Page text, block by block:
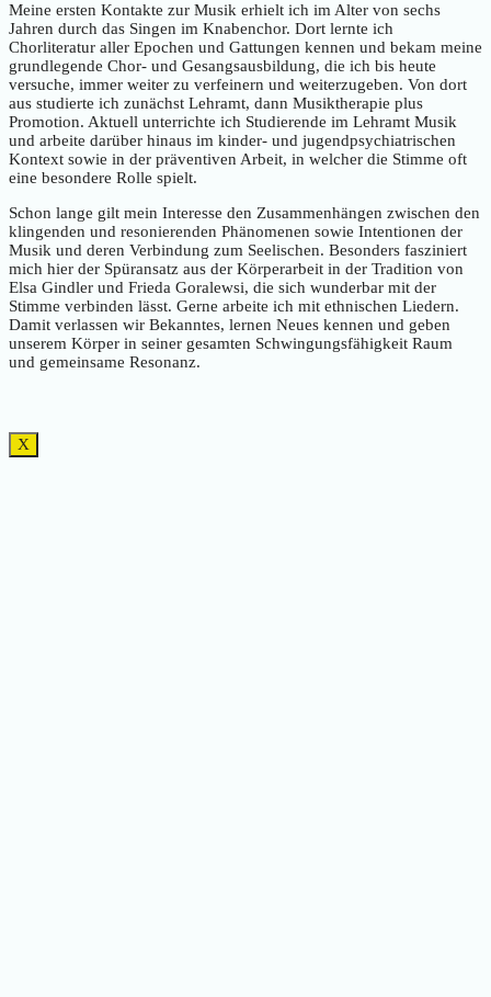
Meine ersten Kontakte zur Musik erhielt ich im Alter von sechs
Jahren durch das Singen im Knabenchor. Dort lernte ich
Chorliteratur aller Epochen und Gattungen kennen und bekam meine
grundlegende Chor- und Gesangsausbildung, die ich bis heute
versuche, immer weiter zu verfeinern und weiterzugeben. Von dort
aus studierte ich zunächst Lehramt, dann Musiktherapie plus
Promotion. Aktuell unterrichte ich Studierende im Lehramt Musik
und arbeite darüber hinaus im kinder- und jugendpsychiatrischen
Kontext sowie in der präventiven Arbeit, in welcher die Stimme oft
eine besondere Rolle spielt.
Schon lange gilt mein Interesse den Zusammenhängen zwischen den
klingenden und resonierenden Phänomenen sowie Intentionen der
Musik und deren Verbindung zum Seelischen. Besonders fasziniert
mich hier der Spüransatz aus der Körperarbeit in der Tradition von
Elsa Gindler und Frieda Goralewsi, die sich wunderbar mit der
Stimme verbinden lässt. Gerne arbeite ich mit ethnischen Liedern.
Damit verlassen wir Bekanntes, lernen Neues kennen und geben
unserem Körper in seiner gesamten Schwingungsfähigkeit Raum
und gemeinsame Resonanz.
X